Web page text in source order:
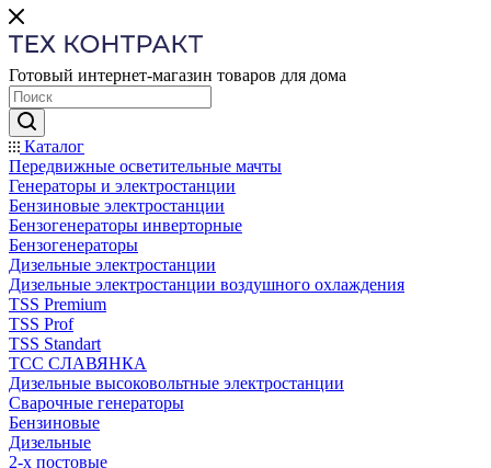
Готовый интернет-магазин товаров для дома
Каталог
Передвижные осветительные мачты
Генераторы и электростанции
Бензиновые электростанции
Бензогенераторы инверторные
Бензогенераторы
Дизельные электростанции
Дизельные электростанции воздушного охлаждения
TSS Premium
TSS Prof
TSS Standart
ТСС СЛАВЯНКА
Дизельные высоковольтные электростанции
Сварочные генераторы
Бензиновые
Дизельные
2-х постовые